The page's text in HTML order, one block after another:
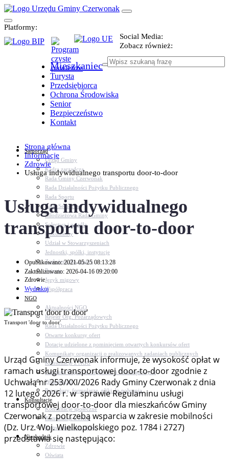
Platformy:
Social Media:
Zobacz również:
Mieszkaniec
Turysta
Przedsiębiorca
Ochrona Środowiska
Senior
Bezpieczeństwo
Kontakt
Samorząd
Urząd Gminy
Kadra zarządcza
Rada Gminy Czerwonak
Rada Działalności Pożytku Publicznego
Rada Sportu
Rada Seniorów
Młodzieżowa Rada Gminy
Sołectwa i osiedla
Dokumenty
Udział w Stowarzyszeniach
Jednostki, spółki, instytucje
Zasłużeni dla gminy
Petycje
Język migowy
Współpraca
NGO
Aktualności NGO
Rejestr Org. Pozarządowych
Rada Działalności Pożytku Publicznego
Otwarte konkursy ofert
Dotacje udzielone z pominięciem otwartych konkursów ofert
Komunikaty organizacji o realizowanych zadaniach publicznych
Konsultacje z NGO
Centrum Wsparcia Organizacji Pozarządowych
Wolontariat
Procedury, formularze, pliki do pobrania
Konsultacje
Konsultacje społeczne
Konsultacje z NGO
Konsultacje dot. dróg
Niezbędnik
Zdrowie
Oświata
Strona główna
Informacje
Zdrowie
Usługa indywidualnego transportu door-to-door
Usługa indywidualnego
transportu door-to-door
Opublikowano: 2021-05-25 08:13:28
Zaktualizowano: 2026-04-16 09:20:00
Zdrowie
Wydrukuj
Transport 'door to door'
Urząd Gminy Czerwonak informuje, że wysokość opłat w
ramach usługi transportowej door-to-door zgodnie z
Uchwałą nr 253/XXI/2026 Rady Gminy Czerwonak z dnia
12 lutego 2026 r. w sprawie Regulaminu usługi
transportowej door-to-door dla mieszkańców Gminy
Czerwonak z potrzebą wsparcia w zakresie mobilności
(Dz. Urz. Woj. Wielkopolskiego poz. 1784 i 2727)
przedstawia się następująco: